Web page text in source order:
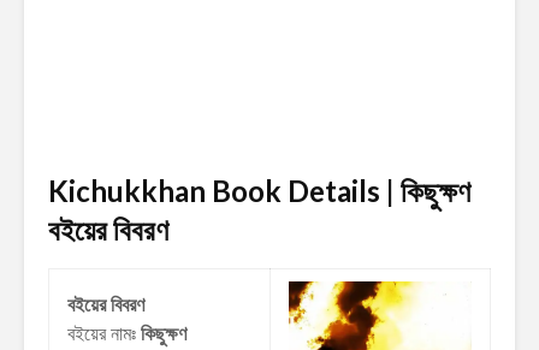
Kichukkhan Book Details | কিছুক্ষণ
বইয়ের বিবরণ
বইয়ের বিবরণ
বইয়ের নামঃ কিছুক্ষণ